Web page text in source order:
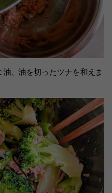
、油を切ったツナを和えま